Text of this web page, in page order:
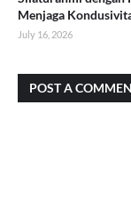
Menjaga
July 16, 2026
POST A